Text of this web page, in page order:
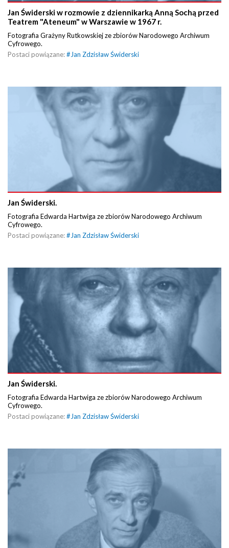
Jan Świderski w rozmowie z dziennikarką Anną Sochą przed
Teatrem "Ateneum" w Warszawie w 1967 r.
Fotografia Grażyny Rutkowskiej ze zbiorów Narodowego Archiwum
Cyfrowego.
Postaci powiązane:# Jan Zdzisław Świderski
Jan Świderski.
Fotografia Edwarda Hartwiga ze zbiorów Narodowego Archiwum
Cyfrowego.
Postaci powiązane:# Jan Zdzisław Świderski
Jan Świderski.
Fotografia Edwarda Hartwiga ze zbiorów Narodowego Archiwum
Cyfrowego.
Postaci powiązane:# Jan Zdzisław Świderski